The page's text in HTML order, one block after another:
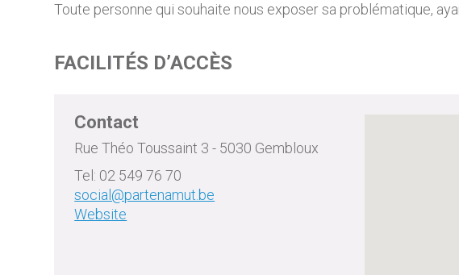
Toute personne qui souhaite nous exposer sa problématique,
FACILITÉS D’ACCÈS
Contact
Rue Théo Toussaint 3 - 5030 Gembloux
Tel: 02 549 76 70
social@partenamut.be
Website